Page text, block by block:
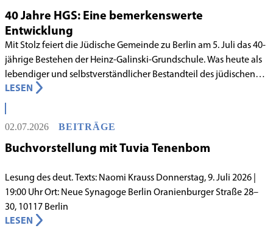
40 Jahre HGS: Eine bemerkenswerte
Entwicklung
Mit Stolz feiert die Jüdische Gemeinde zu Berlin am 5. Juli das 40-
jährige Bestehen der Heinz-Galinski-Grundschule. Was heute als
lebendiger und selbstverständlicher Bestandteil des jüdischen
Lebens in Berlin gilt, begann in den 1980er-Jahren unter
schwierigen Voraussetzungen. Vor dem Hintergrund eines
innergemeindlichen Wandels entstand bereits 1983 die Idee, eine
jüdische Grundschule zu gründen.
LESEN
02.07.2026 BEITRÄGE
Buchvorstellung mit Tuvia Tenenbom
Lesung des deut. Texts: Naomi Krauss Donnerstag, 9. Juli 2026 |
19:00 Uhr Ort: Neue Synagoge Berlin Oranienburger Straße 28–
30, 10117 Berlin
LESEN